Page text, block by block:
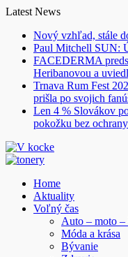
Skip
content
Latest News
Nový vzhľad, stále
Paul Mitchell SUN:
FACEDERMA
Heribanovou a
Trnava Rum Fest
prišla po svojich
Len 4 % Slovákov
pokožku bez
Home
Aktuality
Voľný čas
Auto – moto –
Móda a krása
Bývanie